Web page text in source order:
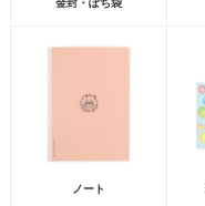
金封・ぽち袋
ノート